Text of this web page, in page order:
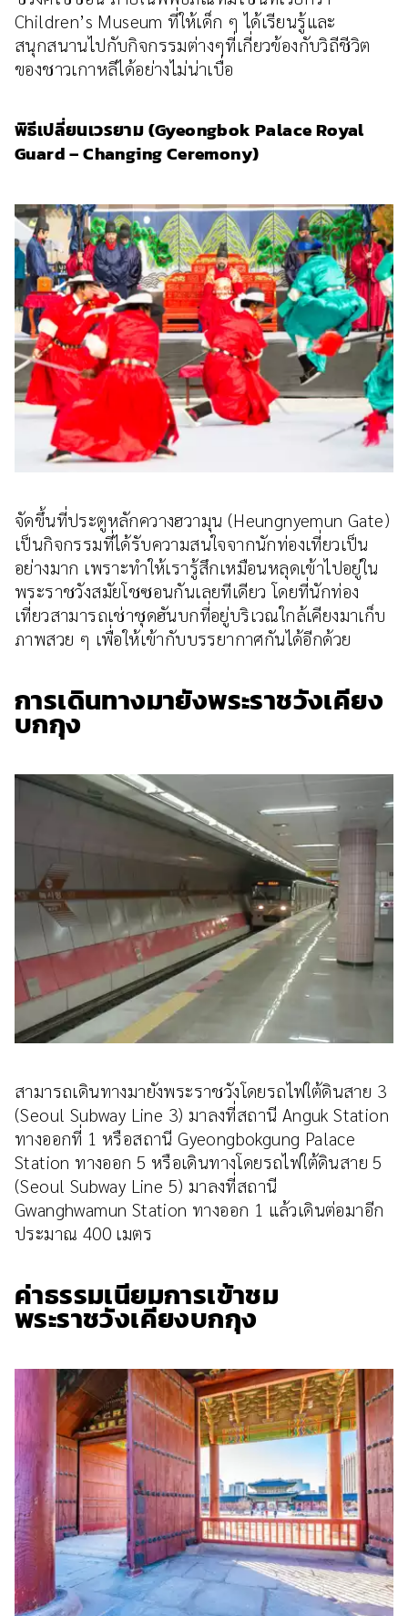
Children’s Museum ที่ให้เด็ก ๆ ได้เรียนรู้และ
สนุกสนานไปกับกิจกรรมต่างๆที่เกี่ยวข้องกับวิถีชีวิต
ของชาวเกาหลีได้อย่างไม่น่าเบื่อ
พิธีเปลี่ยนเวรยาม (Gyeongbok Palace Royal
Guard – Changing Ceremony)
จัดขึ้นที่ประตูหลักควางฮวามุน (Heungnyemun Gate)
เป็นกิจกรรมที่ได้รับความสนใจจากนักท่องเที่ยวเป็น
อย่างมาก เพราะทำให้เรารู้สึกเหมือนหลุดเข้าไปอยู่ใน
พระราชวังสมัยโชซอนกันเลยทีเดียว โดยที่นักท่อง
เที่ยวสามารถเช่าชุดฮันบกที่อยู่บริเวณใกล้เคียงมาเก็บ
ภาพสวย ๆ เพื่อให้เข้ากับบรรยากาศกันได้อีกด้วย
การเดินทางมายังพระราชวังเคียง
บกกุง
สามารถเดินทางมายังพระราชวังโดยรถไฟใต้ดินสาย 3
(Seoul Subway Line 3) มาลงที่สถานี Anguk Station
ทางออกที่ 1 หรือสถานี Gyeongbokgung Palace
Station ทางออก 5 หรือเดินทางโดยรถไฟใต้ดินสาย 5
(Seoul Subway Line 5) มาลงที่สถานี
Gwanghwamun Station ทางออก 1 แล้วเดินต่อมาอีก
ประมาณ 400 เมตร
ค่าธรรมเนียมการเข้าชม
พระราชวังเคียงบกกุง